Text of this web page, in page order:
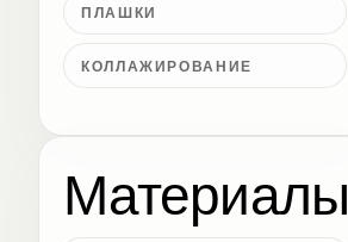
ПЛАШКИ
КОЛЛАЖИРОВАНИЕ
Материалы